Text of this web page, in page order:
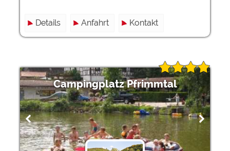
Details Anfahrt Kontakt
Campingplatz Pfrimmtal